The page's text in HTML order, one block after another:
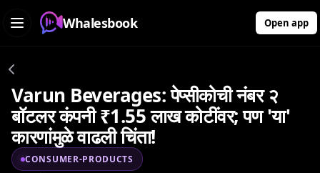
Whalesbook Open app
Varun Beverages: पेप्सीकोची नंबर २
बॉटलर कंपनी ₹1.55 लाख कोटींवर; पण 'या'
कारणांमुळे वाढली चिंता!
CONSUMER-PRODUCTS